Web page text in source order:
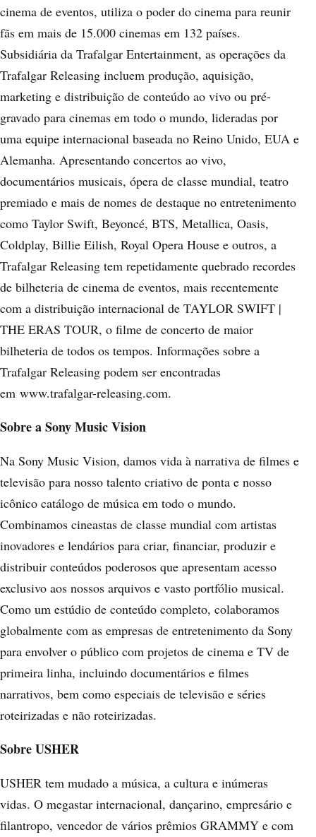
cinema de eventos, utiliza o poder do cinema para reunir
fãs em mais de 15.000 cinemas em 132 países.
Subsidiária da Trafalgar Entertainment, as operações da
Trafalgar Releasing incluem produção, aquisição,
marketing e distribuição de conteúdo ao vivo ou pré-
gravado para cinemas em todo o mundo, lideradas por
uma equipe internacional baseada no Reino Unido, EUA e
Alemanha. Apresentando concertos ao vivo,
documentários musicais, ópera de classe mundial, teatro
premiado e mais de nomes de destaque no entretenimento
como Taylor Swift, Beyoncé, BTS, Metallica, Oasis,
Coldplay, Billie Eilish, Royal Opera House e outros, a
Trafalgar Releasing tem repetidamente quebrado recordes
de bilheteria de cinema de eventos, mais recentemente
com a distribuição internacional de TAYLOR SWIFT |
THE ERAS TOUR, o filme de concerto de maior
bilheteria de todos os tempos. Informações sobre a
Trafalgar Releasing podem ser encontradas
em www.trafalgar-releasing.com.
Sobre a Sony Music Vision
Na Sony Music Vision, damos vida à narrativa de filmes e
televisão para nosso talento criativo de ponta e nosso
icônico catálogo de música em todo o mundo.
Combinamos cineastas de classe mundial com artistas
inovadores e lendários para criar, financiar, produzir e
distribuir conteúdos poderosos que apresentam acesso
exclusivo aos nossos arquivos e vasto portfólio musical.
Como um estúdio de conteúdo completo, colaboramos
globalmente com as empresas de entretenimento da Sony
para envolver o público com projetos de cinema e TV de
primeira linha, incluindo documentários e filmes
narrativos, bem como especiais de televisão e séries
roteirizadas e não roteirizadas.
Sobre USHER
USHER tem mudado a música, a cultura e inúmeras
vidas. O megastar internacional, dançarino, empresário e
filantropo, vencedor de vários prêmios GRAMMY e com